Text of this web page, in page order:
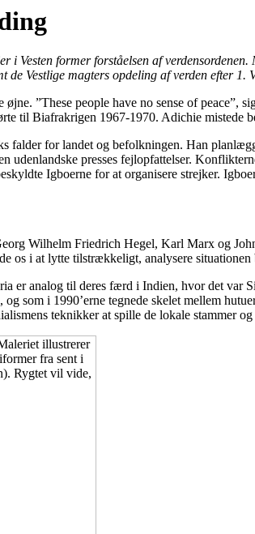
i Vesten former forståelsen af
Vestlige magters opdeling af verden efter
”These people have no sense of peace”,
til Biafrakrigen 1967-1970. Adichie mistede
falder for landet og befolkningen. Han
udenlandske presses fejlopfattelser.
Igboerne for at organisere strejker.
Wilhelm Friedrich Hegel, Karl Marx og
os i at lytte tilstrækkeligt, analysere
er analog til deres færd i Indien, hvor det var
som i 1990’erne tegnede skelet mellem
teknikker at spille de lokale stammer